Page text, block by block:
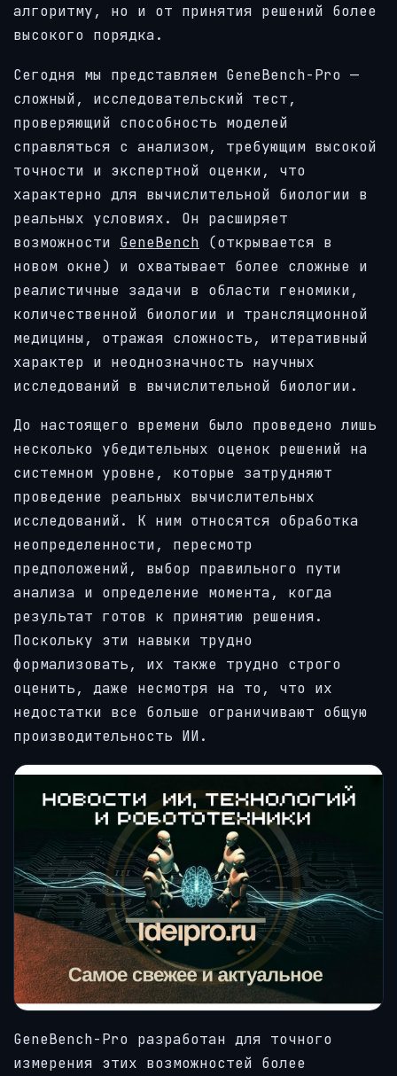
алгоритму, но и от принятия решений более
высокого порядка.
Сегодня мы представляем GeneBench-Pro —
сложный, исследовательский тест,
проверяющий способность моделей
справляться с анализом, требующим высокой
точности и экспертной оценки, что
характерно для вычислительной биологии в
реальных условиях. Он расширяет
возможности GeneBench
(открывается в
новом окне)
и охватывает более сложные и
реалистичные задачи в области геномики,
количественной биологии и трансляционной
медицины, отражая сложность, итеративный
характер и неоднозначность научных
исследований в вычислительной биологии.
До настоящего времени было проведено лишь
несколько убедительных оценок решений на
системном уровне, которые затрудняют
проведение реальных вычислительных
исследований. К ним относятся обработка
неопределенности, пересмотр
предположений, выбор правильного пути
анализа и определение момента, когда
результат готов к принятию решения.
Поскольку эти навыки трудно
формализовать, их также трудно строго
оценить, даже несмотря на то, что их
недостатки все больше ограничивают общую
производительность ИИ.
GeneBench-Pro разработан для точного
измерения этих возможностей более